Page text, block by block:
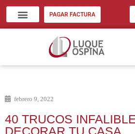
PAGAR FACTURA
febrero 9, 2022
40 TRUCOS
DECORAR TU CASA